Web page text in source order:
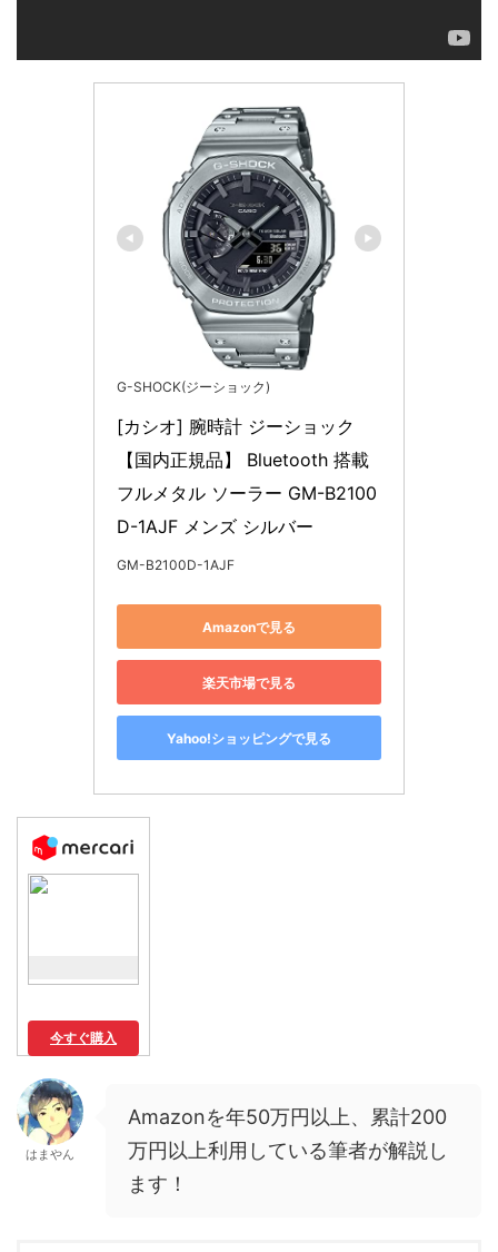
G-SHOCK(ジーショック)
[カシオ] 腕時計 ジーショック
【国内正規品】 Bluetooth 搭載
フルメタル ソーラー GM-B2100
D-1AJF メンズ シルバー
GM-B2100D-1AJF
Amazonで見る
楽天市場で見る
Yahoo!ショッピングで見る
今すぐ購入
はまやん
Amazonを年50万円以上、累計200
万円以上利用している筆者が解説し
ます！